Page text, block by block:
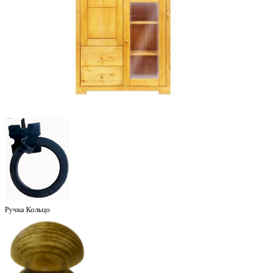
Ручка Кольцо